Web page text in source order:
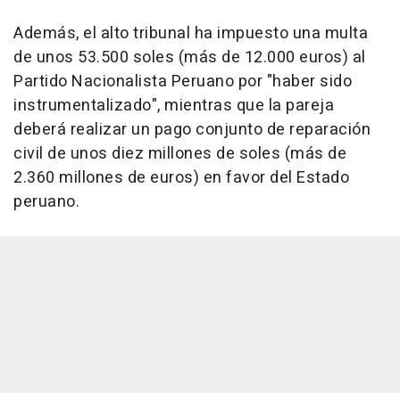
Además, el alto tribunal ha impuesto una multa
de unos 53.500 soles (más de 12.000 euros) al
Partido Nacionalista Peruano por "haber sido
instrumentalizado", mientras que la pareja
deberá realizar un pago conjunto de reparación
civil de unos diez millones de soles (más de
2.360 millones de euros) en favor del Estado
peruano.